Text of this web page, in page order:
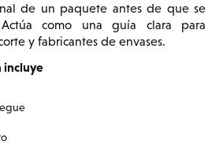
de un paquete antes de que se
como una guía clara para
y fabricantes de envases.
incluye